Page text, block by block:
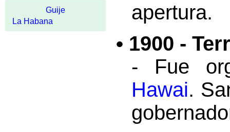
Guije
La Habana
apertura.
• 1900 -
- Fue
Hawai.